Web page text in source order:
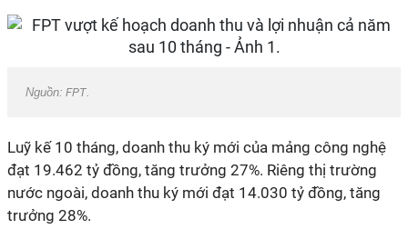
Nguồn: FPT.
Luỹ kế 10 tháng, doanh thu ký mới của mảng công nghệ
đạt 19.462 tỷ đồng, tăng trưởng 27%. Riêng thị trường
nước ngoài, doanh thu ký mới đạt 14.030 tỷ đồng, tăng
trưởng 28%.